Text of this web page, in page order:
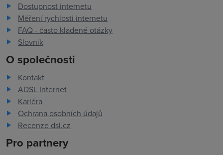
Dostupnost internetu
Měření rychlosti internetu
FAQ - často kladené otázky
Slovník
O společnosti
Kontakt
ADSL Internet
Kariéra
Ochrana osobních údajů
Recenze dsl.cz
Pro partnery